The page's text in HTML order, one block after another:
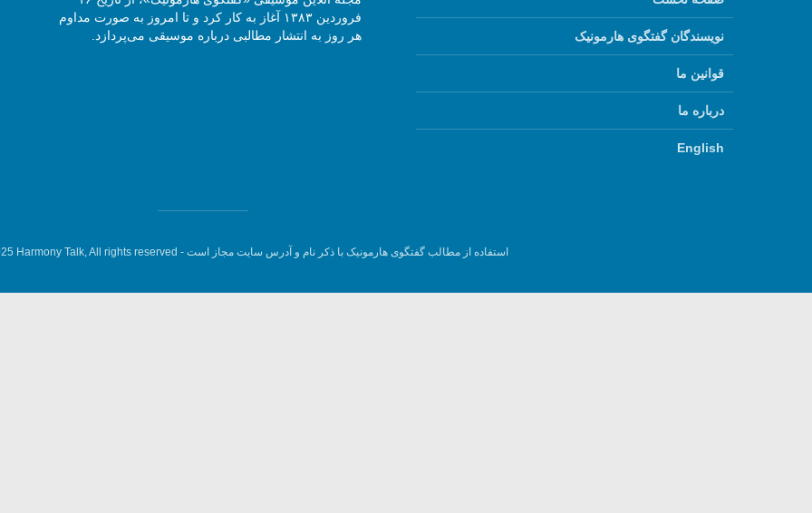
نویسندگان گفتگوی هارمونیک
قوانین ما
درباره ما
English
فروردین ۱۳۸۳ آغاز به کار کرد و تا امروز به صورت مداوم
هر روز به انتشار مطالبی درباره موسیقی می‌پردازد.
استفاده از مطالب گفتگوی هارمونیک با ذکر نام و آدرس سایت مجاز است - Harmony Talk, All rights reserved.